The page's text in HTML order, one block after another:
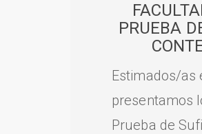
PRUEBA
Estimados/as
presentamos
Prueba de